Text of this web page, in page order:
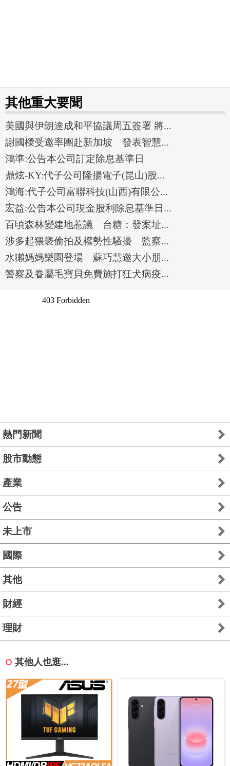
其他重大要聞
美國與伊朗達成和平協議周五簽署 將...
謝國樑受邀率團赴新加坡 發表智慧...
鴻準:公告本公司訂定除息基準日
鼎炫-KY:代子公司隆揚電子(昆山)股...
鴻海:代子公司富聯科技(山西)有限公...
宏益:公告本公司現金股利除息基準日...
百頃森林變建地惹議 台糖：發案址...
涉多起猥褻偷拍及權勢性騷擾 監察...
水獺媽媽樂園登場 蘇巧慧邀大小朋...
警察及眷屬毛寶貝免費施打狂犬病疫...
熱門新聞
股市動態
產業
公告
未上市
國際
其他
財經
理財
其他人也逛...